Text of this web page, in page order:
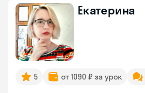
Екатерина
5 от 1090 ₽ за урок